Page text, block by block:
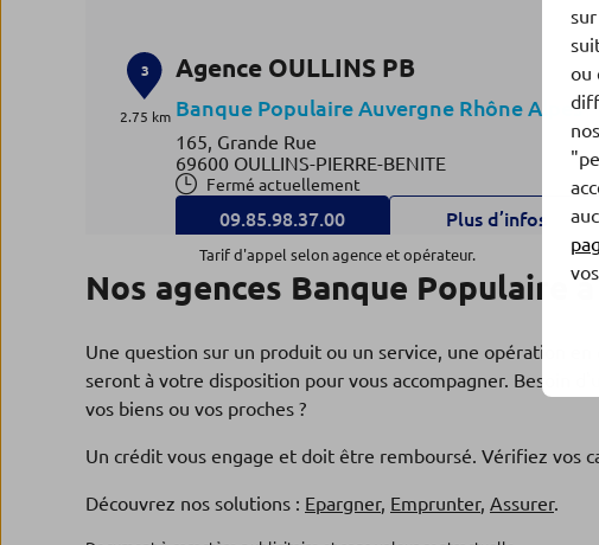
3
2.75 km
Agence OULLINS PB
Banque Populaire Auvergne Rhône Alpes
165, Grande Rue
69600 OULLINS-PIERRE-BENITE
Fermé actuellement
09.85.98.37.00 Plus d’infos
3.15 km
Agence OUEST LYONNAIS TASSIN
Banque Populaire Auvergne Rhône Alpes
97, avenue Charles de Gaulle
69160 TASSIN LA DEMI LUNE
09.85.98.22.00 Plus d’infos
Tarif d'appel selon agence et opérateur.
Nos agences Banque Populaire
Une question sur un produit ou un service, une opération en
seront à votre disposition pour vous accompagner. Besoin
vos biens ou vos proches ?
Un crédit vous engage et doit être remboursé. Vérifiez vos
Découvrez nos solutions : Epargner, Emprunter, Assurer.
ou